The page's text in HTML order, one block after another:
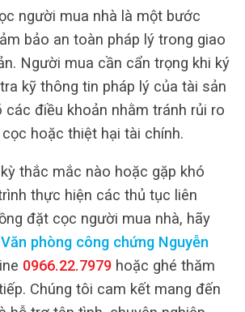
người mua nhà là một bước
bảo an toàn pháp lý trong giao
Người mua cần cẩn trọng khi ký
kỹ thông tin pháp lý của tài sản
các điều khoản nhằm tránh rủi ro
hoặc thiệt hại tài chính.
thắc mắc nào hoặc gặp khó
thực hiện các thủ tục liên
đặt cọc người mua nhà, hãy
Văn phòng công chứng Nguyễn
0966.22.7979 hoặc ghé thăm
Chúng tôi cam kết mang đến